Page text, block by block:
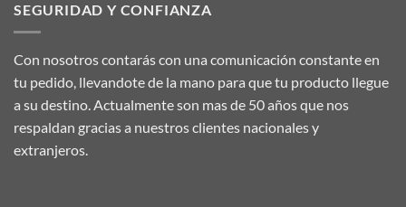
SEGURIDAD Y CONFIANZA
Con nosotros contarás con una comunicación constante en
tu pedido, llevandote de la mano para que tu producto llegue
a su destino. Actualmente son mas de 50 años que nos
respaldan gracias a nuestros clientes nacionales y
extranjeros.